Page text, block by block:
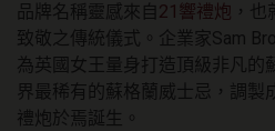
品牌名稱靈感來自 21響禮炮 ，
致敬之傳統儀式。企業家Sam
為英國女王量身打造頂級非凡的
界最稀有的蘇格蘭威士忌，調
禮炮於焉誕生。